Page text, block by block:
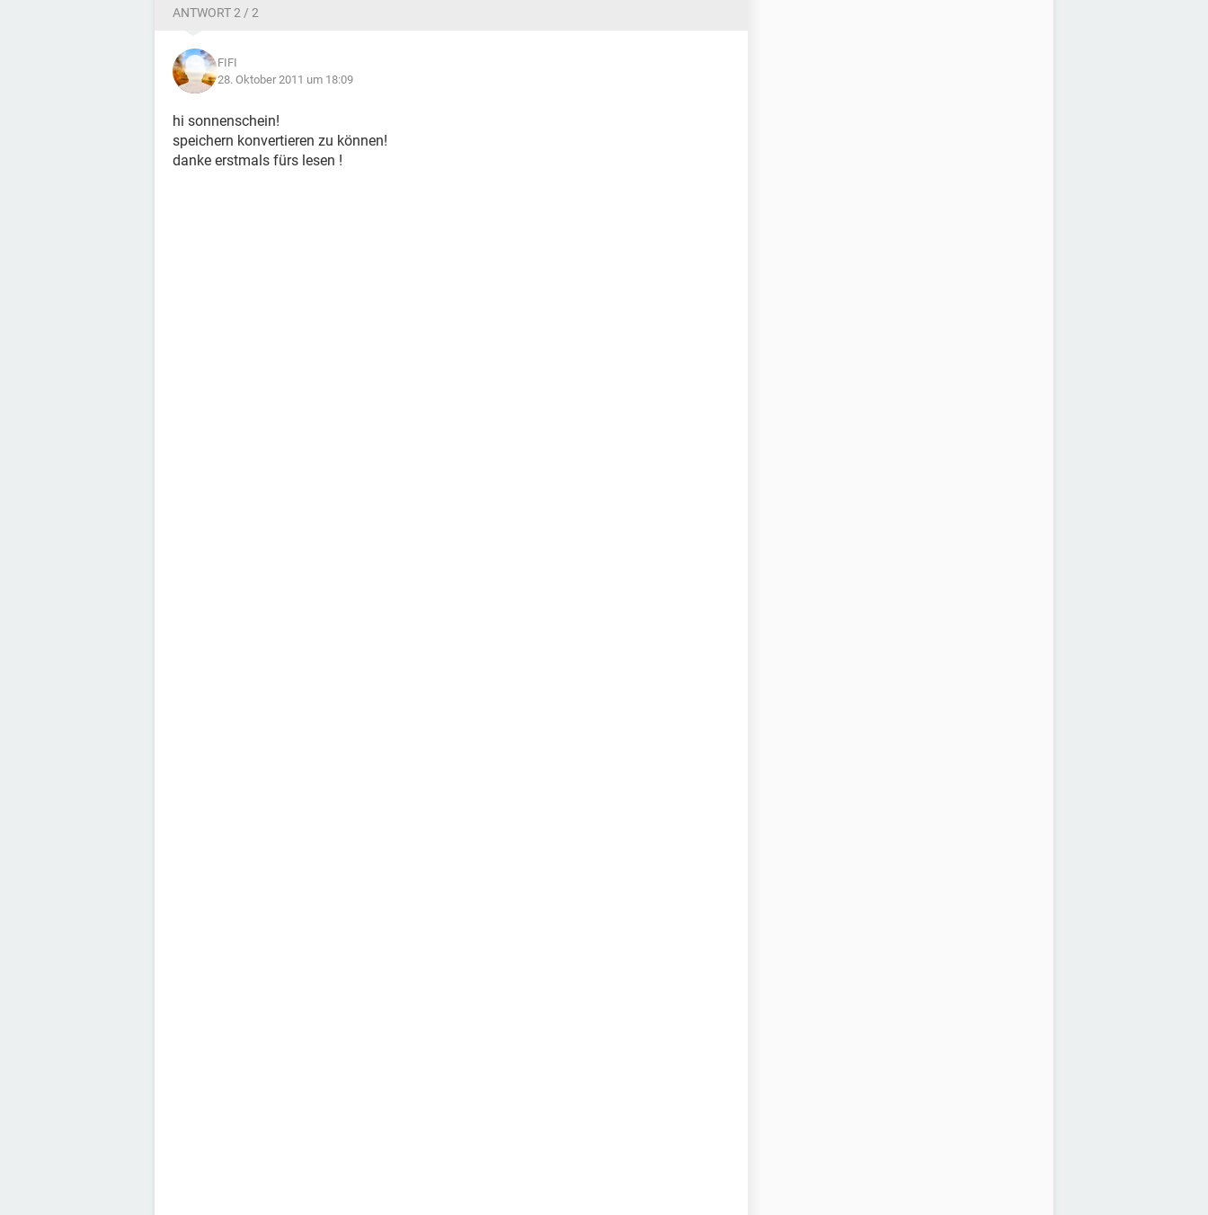
ANTWORT 2 / 2
FIFI
28. Oktober 2011 um 18:09
hi sonnenschein!
speichern konvertieren zu können!
danke erstmals fürs lesen !